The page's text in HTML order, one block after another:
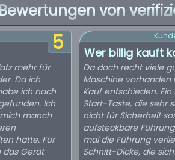
von
5
mehr für
Da ich
ich nach
Ich
manch
hätte. Für
das Gerät
Wer billig kauft
Da doch recht viele
Maschine vorhanden
Kauf entschieden.
Start-Taste, die sehr
nicht für Sicherheit
aufsteckbare
mal die Führung
Schnitt-Dicke, die